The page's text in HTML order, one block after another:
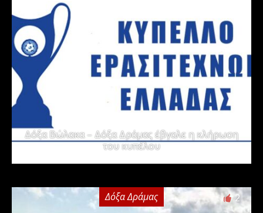
Δόξα Βώλακα – Δόξα Δράμας έβγαλε η κλήρωση
του κυπέλου
Δόξα Δράμας 2